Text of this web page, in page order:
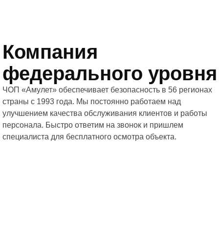
Компания
федерального уровня
ЧОП «Амулет» обеспечивает безопасность в 56 регионах
страны с 1993 года. Мы постоянно работаем над
улучшением качества обслуживания клиентов и работы
персонала. Быстро ответим на звонок и пришлем
специалиста для бесплатного осмотра объекта.